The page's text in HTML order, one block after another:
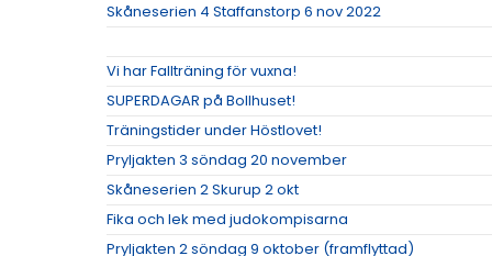
Skåneserien 4 Staffanstorp 6 nov 2022
Vi har Fallträning för vuxna!
SUPERDAGAR på Bollhuset!
Träningstider under Höstlovet!
Pryljakten 3 söndag 20 november
Skåneserien 2 Skurup 2 okt
Fika och lek med judokompisarna
Pryljakten 2 söndag 9 oktober (framflyttad)